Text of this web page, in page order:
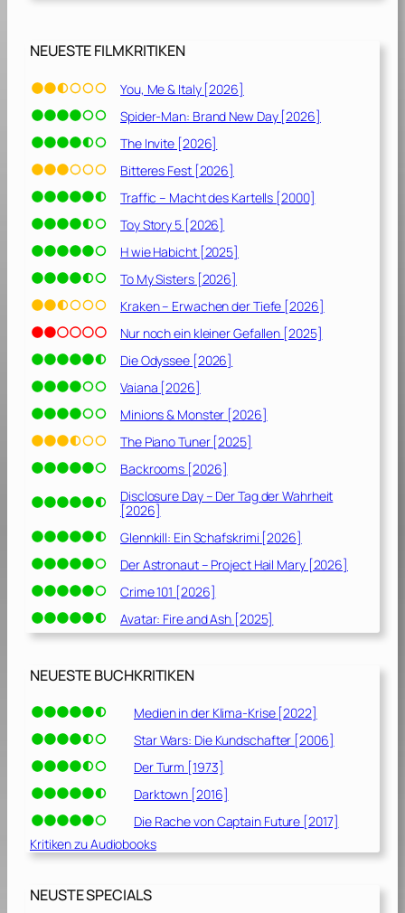
[
9
8
NEUESTE FILMKRITIKEN
You, Me & Italy [2026]
Spider-Man: Brand New Day [2026]
The Invite [2026]
Bitteres Fest [2026]
Traffic – Macht des Kartells [2000]
Toy Story 5 [2026]
H wie Habicht [2025]
To My Sisters [2026]
Kraken – Erwachen der Tiefe [2026]
Nur noch ein kleiner Gefallen [2025]
Die Odyssee [2026]
Vaiana [2026]
Minions & Monster [2026]
The Piano Tuner [2025]
Backrooms [2026]
Disclosure Day – Der Tag der Wahrheit
[2026]
Glennkill: Ein Schafskrimi [2026]
Der Astronaut – Project Hail Mary [2026]
Crime 101 [2026]
Avatar: Fire and Ash [2025]
NEUESTE BUCHKRITIKEN
Medien in der Klima-Krise [2022]
Star Wars: Die Kundschafter [2006]
Der Turm [1973]
Darktown [2016]
Die Rache von Captain Future [2017]
Kritiken zu Audiobooks
NEUSTE SPECIALS